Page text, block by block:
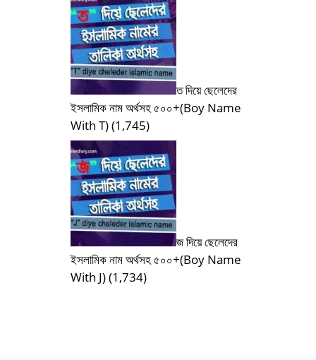
ত দিয়ে ছেলেদের
ইসলামিক নাম অর্থসহ ৫০০+(Boy Name
With T)(1,745)
জ দিয়ে ছেলেদের
ইসলামিক নাম অর্থসহ ৫০০+(Boy Name
With J)(1,734)